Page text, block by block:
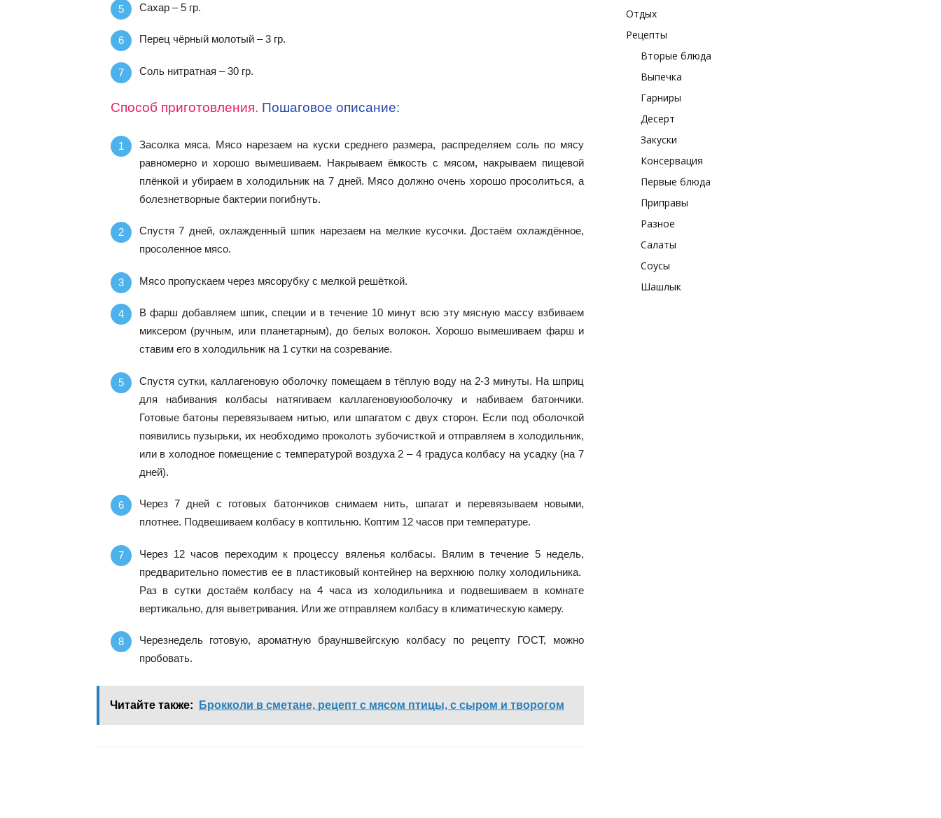
Сахар – 5 гр.
Перец чёрный молотый – 3 гр.
Соль нитратная – 30 гр.
Способ приготовления. Пошаговое описание:
Засолка мяса. Мясо нарезаем на куски среднего размера, распределяем соль по мясу
равномерно и хорошо вымешиваем. Накрываем ёмкость с мясом, накрываем пищевой
плёнкой и убираем в холодильник на 7 дней. Мясо должно очень хорошо просолиться, а
болезнетворные бактерии погибнуть.
Спустя 7 дней, охлажденный шпик нарезаем на мелкие кусочки. Достаём охлаждённое,
просоленное мясо.
Мясо пропускаем через мясорубку с мелкой решёткой.
В фарш добавляем шпик, специи и в течение 10 минут всю эту мясную массу взбиваем
миксером (ручным, или планетарным), до белых волокон. Хорошо вымешиваем фарш и
ставим его в холодильник на 1 сутки на созревание.
Спустя сутки, каллагеновую оболочку помещаем в тёплую воду на 2-3 минуты. На шприц
для набивания колбасы натягиваем каллагеновуюоболочку и набиваем батончики.
Готовые батоны перевязываем нитью, или шпагатом с двух сторон. Если под оболочкой
появились пузырьки, их необходимо проколоть зубочисткой и отправляем в холодильник,
или в холодное помещение с температурой воздуха 2 – 4 градуса колбасу на усадку (на 7
дней).
Через 7 дней с готовых батончиков снимаем нить, шпагат и перевязываем новыми,
плотнее. Подвешиваем колбасу в коптильню. Коптим 12 часов при температуре.
Через 12 часов переходим к процессу вяленья колбасы. Вялим в течение 5 недель,
предварительно поместив ее в пластиковый контейнер на верхнюю полку холодильника.
Раз в сутки достаём колбасу на 4 часа из холодильника и подвешиваем в комнате
вертикально, для выветривания. Или же отправляем колбасу в климатическую камеру.
Черезнедель готовую, ароматную брауншвейгскую колбасу по рецепту ГОСТ, можно
пробовать.
Читайте также: Брокколи в сметане, рецепт с мясом птицы, с сыром и творогом
Отдых
Рецепты
Вторые блюда
Выпечка
Гарниры
Десерт
Закуски
Консервация
Первые блюда
Приправы
Разное
Салаты
Соусы
Шашлык